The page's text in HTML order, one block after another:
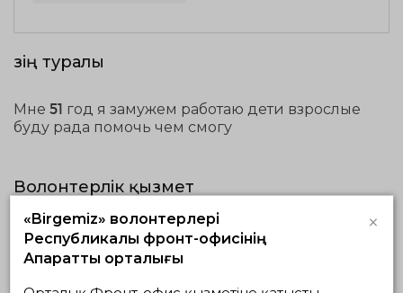
Өзің туралы
Мне 51 год я замужем работаю дети взрослые
буду рада помочь чем смогу
Волонтерлік қызмет
Жүзеге асып
жатқандар
Жоспардағылар
Белсенді жобалар жоқ
«Birgemiz» волонтерлері
Республикалық фронт-офисінің
Ақпараттық орталығы
×